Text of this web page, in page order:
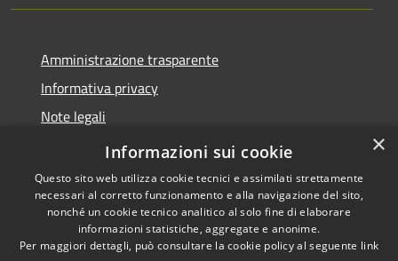
Amministrazione trasparente
Informativa privacy
Note legali
Dichiarazione di accessibilità
Accessibilità
Copyright © 2026 • Comune di
San Pietro di Cadore • Powered
×
Informazioni sui cookie
Questo sito web utilizza cookie tecnici e assimilati strettamente
necessari al corretto funzionamento e alla navigazione del sito,
nonché un cookie tecnico analitico al solo fine di elaborare
informazioni statistiche, aggregate e anonime.
Per maggiori dettagli, può consultare la cookie policy al seguente link